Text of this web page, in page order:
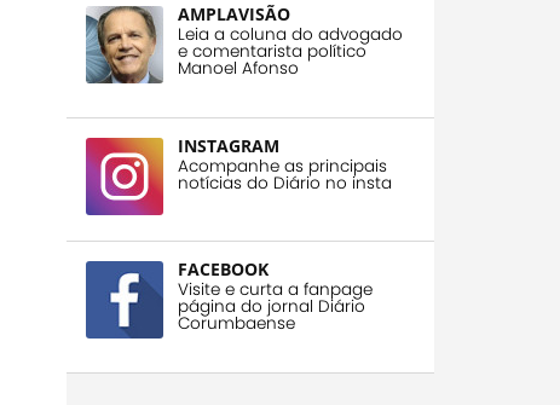
AMPLAVISÃO
Leia a coluna do advogado
e comentarista político
Manoel Afonso
INSTAGRAM
Acompanhe as principais
notícias do Diário no insta
FACEBOOK
Visite e curta a fanpage
página do jornal Diário
Corumbaense